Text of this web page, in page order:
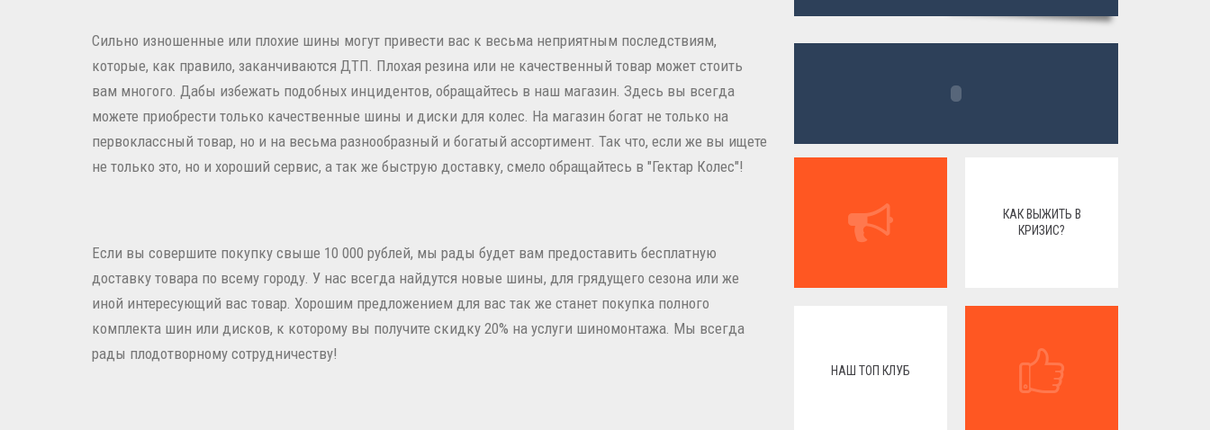
Сильно изношенные или плохие шины могут привести вас к весьма неприятным последствиям,
которые, как правило, заканчиваются ДТП. Плохая резина или не качественный товар может стоить
вам многого. Дабы избежать подобных инцидентов, обращайтесь в наш магазин. Здесь вы всегда
можете приобрести только качественные шины и диски для колес. На магазин богат не только на
первоклассный товар, но и на весьма разнообразный и богатый ассортимент. Так что, если же вы ищете
не только это, но и хороший сервис, а так же быструю доставку, смело обращайтесь в "Гектар Колес"!
Если вы совершите покупку свыше 10 000 рублей, мы рады будет вам предоставить бесплатную
доставку товара по всему городу. У нас всегда найдутся новые шины, для грядущего сезона или же
иной интересующий вас товар. Хорошим предложением для вас так же станет покупка полного
комплекта шин или дисков, к которому вы получите скидку 20% на услуги шиномонтажа. Мы всегда
рады плодотворному сотрудничеству!
КАК ВЫЖИТЬ В
КРИЗИС?
НАШ ТОП КЛУБ